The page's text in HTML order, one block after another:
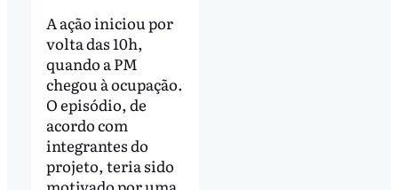
A ação iniciou por
volta das 10h,
quando a PM
chegou à ocupação.
O episódio, de
acordo com
integrantes do
projeto, teria sido